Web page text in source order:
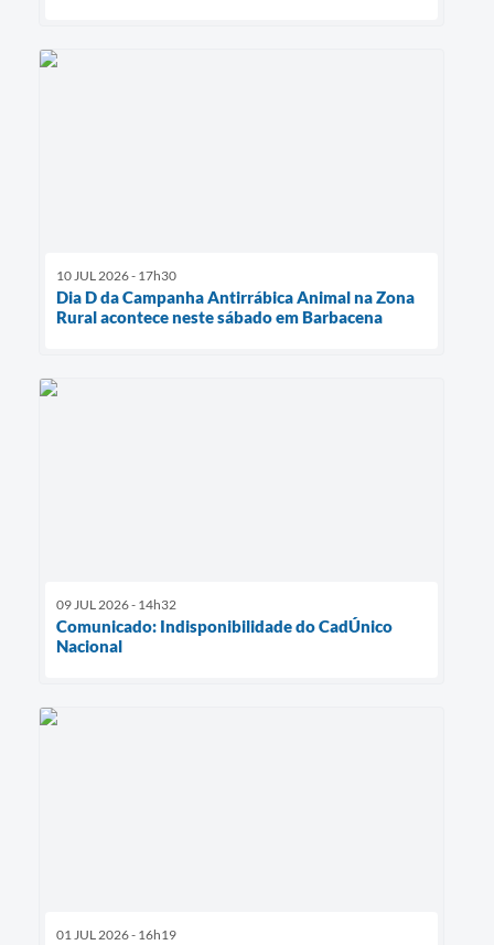
10 JUL 2026 - 17h30
Dia D da Campanha Antirrábica Animal na Zona
Rural acontece neste sábado em Barbacena
09 JUL 2026 - 14h32
Comunicado: Indisponibilidade do CadÚnico
Nacional
01 JUL 2026 - 16h19